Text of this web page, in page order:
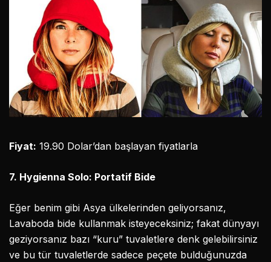
Fiyat: 19.90 Dolar’dan başlayan fiyatlarla
7. Hygienna Solo: Portatif Bide
Eğer benim gibi Asya ülkelerinden geliyorsanız,
Lavaboda bide kullanmak isteyeceksiniz; fakat dünyayı
geziyorsanız bazı “kuru” tuvaletlere denk gelebilirsiniz
ve bu tür tuvaletlerde sadece peçete bulduğunuzda